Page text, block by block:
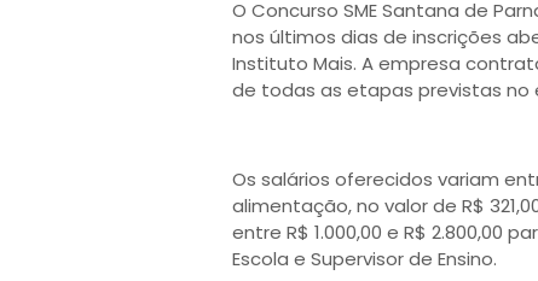
O Concurso SME Santana de
nos últimos dias de inscrições
Instituto Mais. A empresa
de todas as etapas previstas no
Os salários oferecidos variam
alimentação, no valor de R$
entre R$ 1.000,00 e R$ 2.800,00
Escola e Supervisor de Ensino.